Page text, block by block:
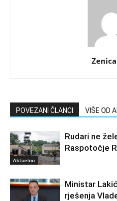
POVEZANI ČLANCI VIŠE OD
Aktuelno
Rudari ne
Raspotočje
Ministar
rješenja